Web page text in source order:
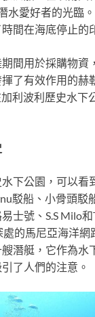
水愛好者的光臨
間在海底停止的
間用於採購物資
了有效作用的赫
利波利歷史水下
下公園，可以看
駁船、小骨頭駁
士號、S.S Milo
的馬尼亞海洋網
潛艇，它作為水
了人們的注意。